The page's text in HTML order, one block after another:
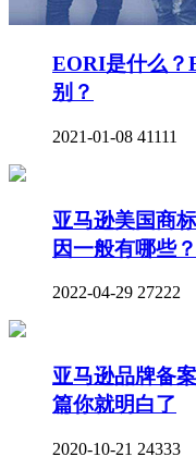
EORI是什么？
别？
2021-01-08 41111
亚马逊美国商
因一般有哪些？
2022-04-29 27222
亚马逊品牌备
篇你就明白了
2020-10-21 24333